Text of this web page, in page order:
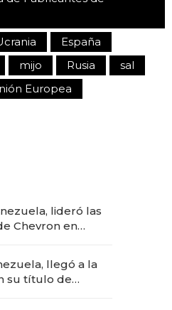
España
mijo Rusia
sal
Europea
lideró las
Chevron en
llegó a la
su título de